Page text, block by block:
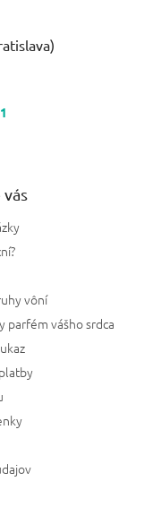
vôní
parfém vášho srdca